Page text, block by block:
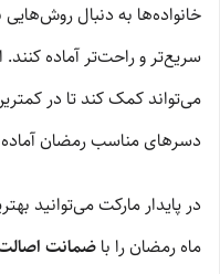
خانواده‌ها به دنبال روش‌هایی
سریع‌تر و راحت‌تر آماده کنند.
می‌تواند کمک کند تا در
دسرهای مناسب رمضان
در پایدار مارکت می‌توانید
ماه رمضان را با ضمانت اصالت